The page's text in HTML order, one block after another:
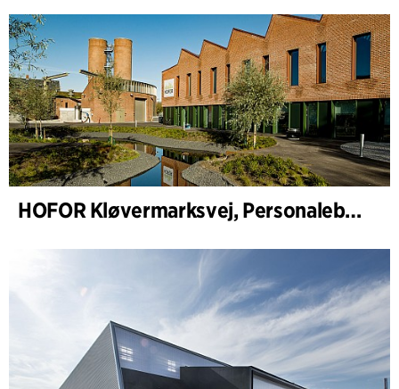
HOFOR Kløvermarksvej, Personalebygning & Pumpestation